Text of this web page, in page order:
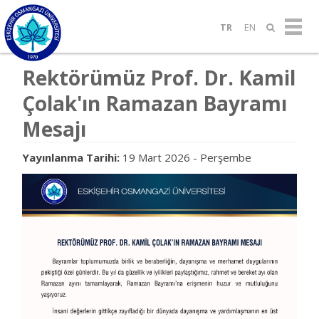
TR EN
Rektörümüz Prof. Dr. Kamil
Çolak'ın Ramazan Bayramı
Mesajı
Yayınlanma Tarihi: 19 Mart 2026 - Perşembe